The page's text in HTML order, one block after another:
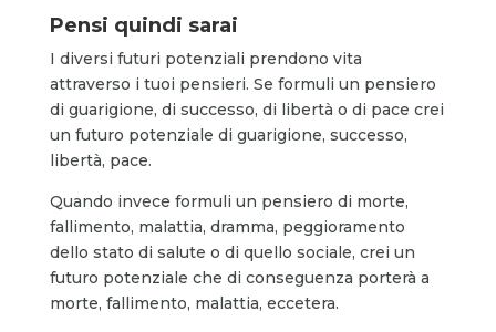
Pensi quindi sarai
I diversi futuri potenziali prendono vita
attraverso i tuoi pensieri. Se formuli un pensiero
di guarigione, di successo, di libertà o di pace crei
un futuro potenziale di guarigione, successo,
libertà, pace.
Quando invece formuli un pensiero di morte,
fallimento, malattia, dramma, peggioramento
dello stato di salute o di quello sociale, crei un
futuro potenziale che di conseguenza porterà a
morte, fallimento, malattia, eccetera.